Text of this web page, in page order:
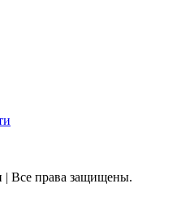
| Все права защищены.